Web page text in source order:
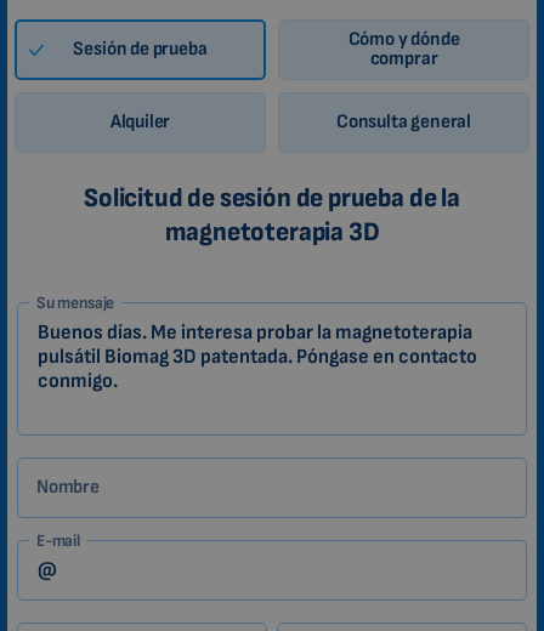
Sesión de prueba
Cómo y dónde
comprar
Alquiler Consulta general
Solicitud de sesión de prueba de la
magnetoterapia 3D
1-
ES
Zákazník
Su mensaje
Nombre
E-mail